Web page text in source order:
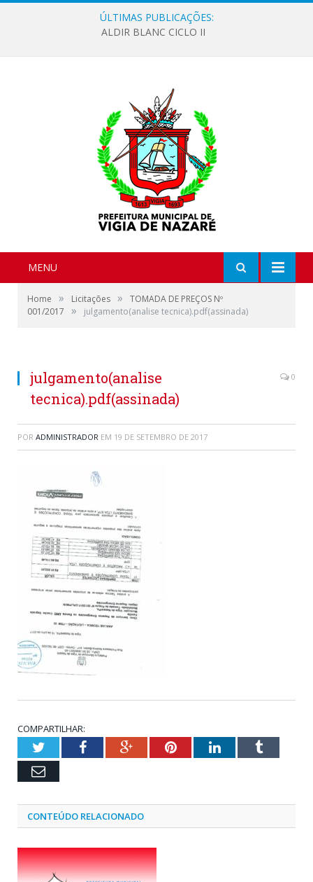
ÚLTIMAS PUBLICAÇÕES:
ALDIR BLANC CICLO II
MENU
Home » Licitações »
TOMADA DE PREÇOS Nº
001/2017
» julgamento(analise tecnica).pdf(assinada)
julgamento(analise
tecnica).pdf(assinada)
0
POR ADMINISTRADOR EM 19 DE SETEMBRO DE 2017
COMPARTILHAR:
TwitterFacebookGoogle+PinterestLinkedInTumblr
Email
CONTEÚDO RELACIONADO